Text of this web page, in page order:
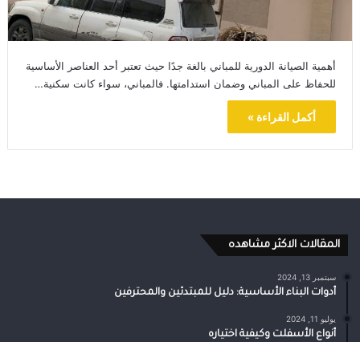
أهمية الصيانة الدورية للمباني بالغة جدًا حيث تعتبر أحد العناصر الأساسية
للحفاظ على المباني وضمان استدامتها. فالمباني، سواء كانت سكنية…
أكمل القراءة »
المقالات الاكثر مشاهده
سبتمبر 13, 2024
أدوات البناء الأساسية: دليل للمبتدئين والمحترفين
يوليو 11, 2024
أنواع الأسفلت وكيفية اختياره